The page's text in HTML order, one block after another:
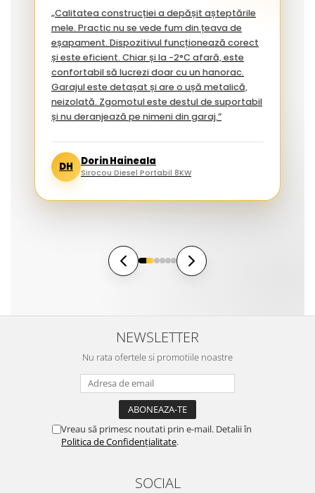
„Calitatea construcției a depășit așteptările
mele. Practic nu se vede fum din țeava de
eșapament. Dispozitivul funcționează corect
și este eficient. Chiar și la -2°C afară, este
confortabil să lucrezi doar cu un hanorac.
Garajul este detașat și are o ușă metalică,
neizolată. Zgomotul este destul de suportabil
și nu deranjează pe nimeni din garaj.”
DH Dorin Haineala
Sirocou Diesel Portabil 8KW
NEWSLETTER
Nu rata ofertele si promotiile noastre
Vreau să primesc noutati prin e-mail. Detalii în
Politica de Confidențialitate.
SOCIAL